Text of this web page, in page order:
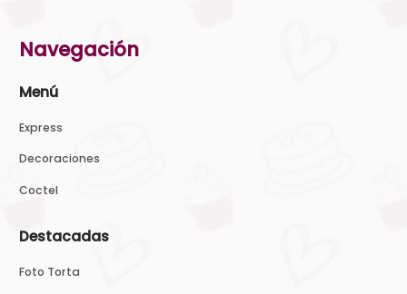
Navegación
Menú
Express
Decoraciones
Coctel
Destacadas
Foto Torta